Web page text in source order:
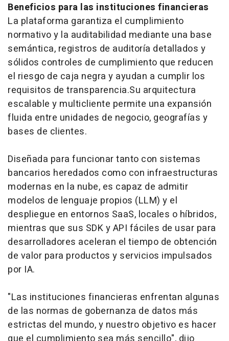
Beneficios para las instituciones financieras
La plataforma garantiza el cumplimiento
normativo y la auditabilidad mediante una base
semántica, registros de auditoría detallados y
sólidos controles de cumplimiento que reducen
el riesgo de caja negra y ayudan a cumplir los
requisitos de transparencia.Su arquitectura
escalable y multicliente permite una expansión
fluida entre unidades de negocio, geografías y
bases de clientes.
Diseñada para funcionar tanto con sistemas
bancarios heredados como con infraestructuras
modernas en la nube, es capaz de admitir
modelos de lenguaje propios (LLM) y el
despliegue en entornos SaaS, locales o híbridos,
mientras que sus SDK y API fáciles de usar para
desarrolladores aceleran el tiempo de obtención
de valor para productos y servicios impulsados
por IA.
"Las instituciones financieras enfrentan algunas
de las normas de gobernanza de datos más
estrictas del mundo, y nuestro objetivo es hacer